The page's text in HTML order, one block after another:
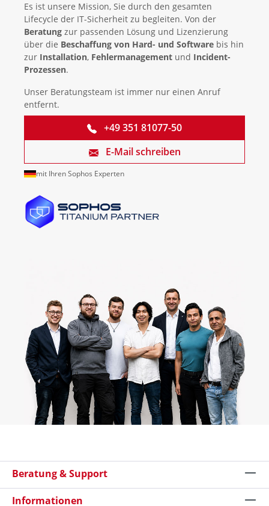
Es ist unsere Mission, Sie durch den gesamten
Lifecycle der IT-Sicherheit zu begleiten. Von der
Beratung zur passenden Lösung und Lizenzierung
über die Beschaffung von Hard- und Software bis hin
zur Installation, Fehlermanagement und Incident-
Prozessen.
Unser Beratungsteam ist immer nur einen Anruf
entfernt.
+49 351 81077-50
E-Mail schreiben
mit Ihren Sophos Experten
Beratung & Support
Informationen